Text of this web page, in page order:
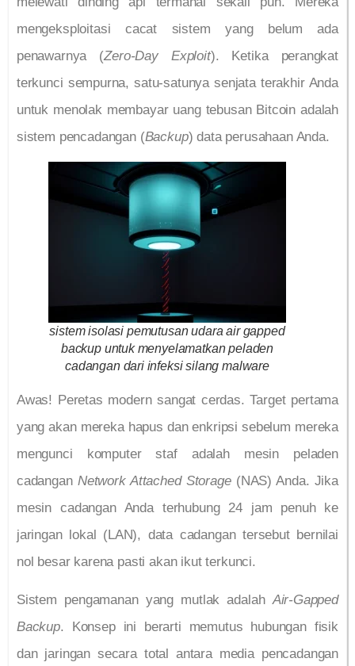
mengeksploitasi cacat sistem yang belum ada
penawarnya (Zero-Day Exploit). Ketika perangkat
terkunci sempurna, satu-satunya senjata terakhir Anda
untuk menolak membayar uang tebusan Bitcoin adalah
sistem pencadangan (Backup) data perusahaan Anda.
sistem isolasi pemutusan udara air gapped
backup untuk menyelamatkan peladen
cadangan dari infeksi silang malware
Awas! Peretas modern sangat cerdas. Target pertama
yang akan mereka hapus dan enkripsi sebelum mereka
mengunci komputer staf adalah mesin peladen
cadangan Network Attached Storage(NAS) Anda. Jika
mesin cadangan Anda terhubung 24 jam penuh ke
jaringan lokal (LAN), data cadangan tersebut bernilai
nol besar karena pasti akan ikut terkunci.
Sistem pengamanan yang mutlak adalahAir-Gapped
Backup. Konsep ini berarti memutus hubungan fisik
dan jaringan secara total antara media pencadangan